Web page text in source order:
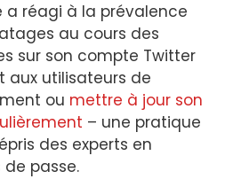
a réagi à la prévalence
au cours des
sur son compte Twitter
aux utilisateurs de
ou mettre à jour son
– une pratique
des experts en
passe.